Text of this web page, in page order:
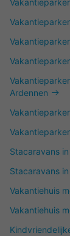
Ardennen
Stacaravans
Stacaravans
Vakantiehuis
Vakantiehuis